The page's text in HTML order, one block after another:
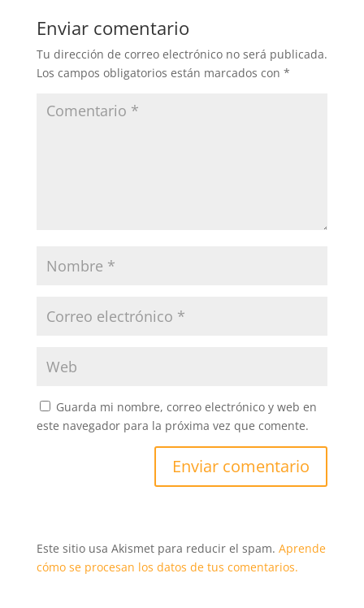
b
o
o
A
p
p
tir
Enviar comentario
Tu dirección de correo electrónico no será publicada.
Los campos obligatorios están marcados con *
Guarda mi nombre, correo electrónico y web en
este navegador para la próxima vez que comente.
Este sitio usa Akismet para reducir el spam. Aprende
cómo se procesan los datos de tus comentarios.